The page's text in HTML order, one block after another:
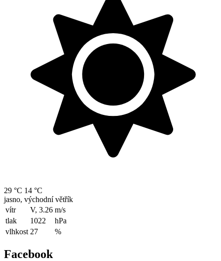
29 °C 14 °C
jasno, východní větřík
vítr
V, 3.26 m/s
tlak
1022
hPa
vlhkost 27 %
Facebook